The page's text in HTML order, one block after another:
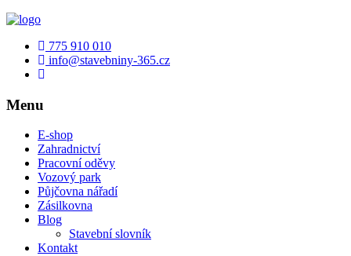
775 910 010
info@stavebniny-365.cz
Menu
E-shop
Zahradnictví
Pracovní oděvy
Vozový park
Půjčovna nářadí
Zásilkovna
Blog
Stavební slovník
Kontakt